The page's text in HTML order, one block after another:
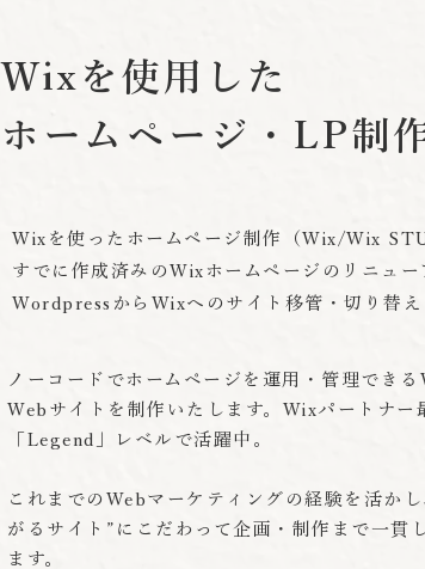
Wixを使用した
ホームページ・LP制
Wixを使ったホームページ制作（Wix/Wix
すでに作成済みのWixホームページのリニュー
WordpressからWixへのサイト移管・切り替え
ノーコードでホームページを運用・管理でき
Webサイトを制作いたします。Wixパートナー
「Legend」レベルで活躍中。
これまでのWebマーケティングの経験を活か
がるサイト”にこだわって企画・制作まで一貫
ます。